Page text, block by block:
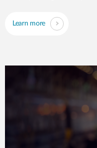
Learn more